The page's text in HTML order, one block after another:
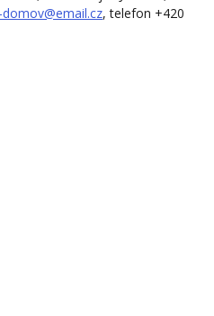
, telefon +420